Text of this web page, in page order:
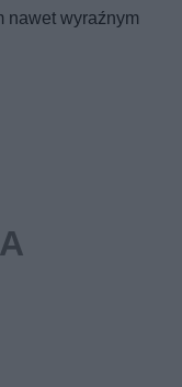
nawet wyraźnym